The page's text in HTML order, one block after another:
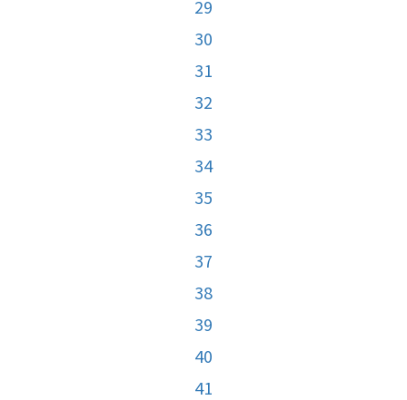
29
30
31
32
33
34
35
36
37
38
39
40
41